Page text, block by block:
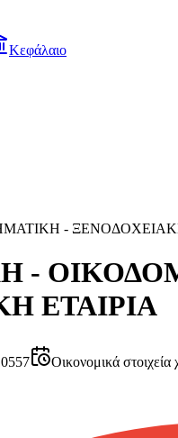
Κεφάλαιο
-
-
ΕΤΑΙΡΙΑ
Οικονομικά